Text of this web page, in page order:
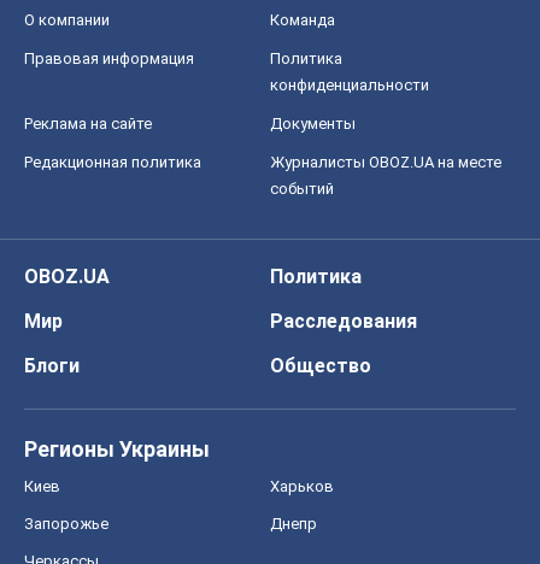
О компании Команда
Правовая информация
Политика
конфиденциальности
Реклама на сайте Документы
Редакционная политика
Журналисты OBOZ.UA на месте
событий
OBOZ.UA
Политика
Мир
Расследования
Блоги
Общество
Регионы Украины
Киев Харьков
Запорожье Днепр